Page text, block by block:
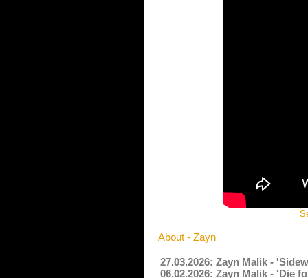
About - Zayn
27.03.2026: Zayn Malik -
06.02.2026: Zayn Malik - 'Die